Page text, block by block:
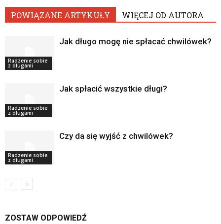
POWIĄZANE ARTYKUŁY WIĘCEJ OD AUTORA
Radzenie sobie
z długami
Jak długo mogę nie spłacać chwilówek?
Radzenie sobie
z długami
Jak spłacić wszystkie długi?
Radzenie sobie
z długami
Czy da się wyjść z chwilówek?
ZOSTAW ODPOWIEDŹ